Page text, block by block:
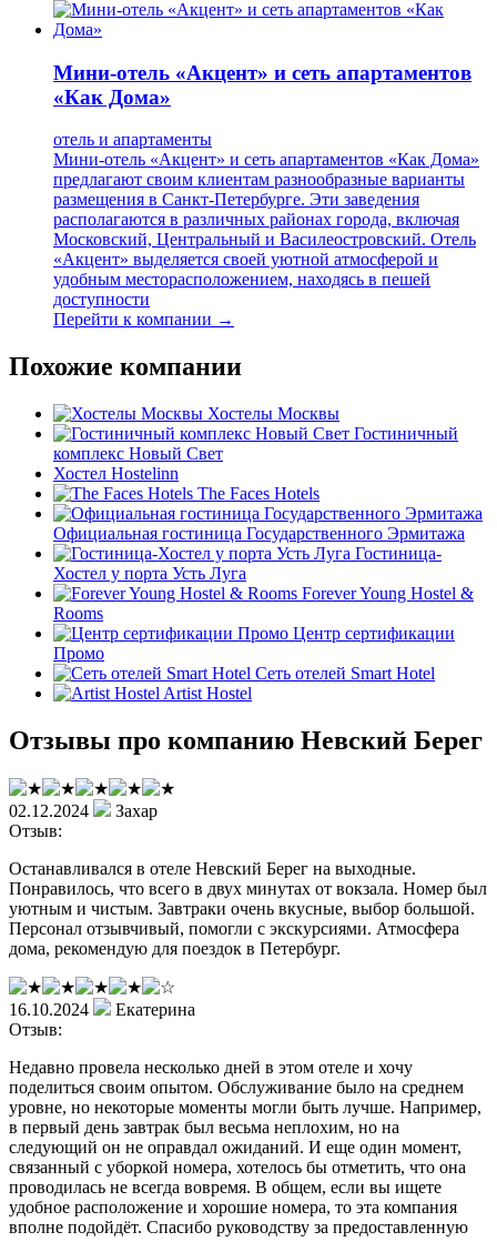
Мини-отель «Акцент» и сеть апартаментов
«Как Дома»
отель и апартаменты
Мини-отель «Акцент» и сеть апартаментов «Как Дома»
предлагают своим клиентам разнообразные варианты
размещения в Санкт-Петербурге. Эти заведения
располагаются в различных районах города, включая
Московский, Центральный и Василеостровский. Отель
«Акцент» выделяется своей уютной атмосферой и
удобным месторасположением, находясь в пешей
доступности
Перейти к компании →
Похожие компании
Хостелы Москвы
Гостиничный
комплекс Новый Свет
Хостел Hostelinn
The Faces Hotels
Официальная гостиница Государственного Эрмитажа
Гостиница-
Хостел у порта Усть Луга
Forever Young Hostel &
Rooms
Центр сертификации
Промо
Сеть отелей Smart Hotel
Artist Hostel
Отзывы про компанию Невский Берег
02.12.2024
Захар
Отзыв:
Останавливался в отеле Невский Берег на выходные.
Понравилось, что всего в двух минутах от вокзала. Номер был
уютным и чистым. Завтраки очень вкусные, выбор большой.
Персонал отзывчивый, помогли с экскурсиями. Атмосфера
дома, рекомендую для поездок в Петербург.
16.10.2024
Екатерина
Отзыв:
Недавно провела несколько дней в этом отеле и хочу
поделиться своим опытом. Обслуживание было на среднем
уровне, но некоторые моменты могли быть лучше. Например,
в первый день завтрак был весьма неплохим, но на
следующий он не оправдал ожиданий. И еще один момент,
связанный с уборкой номера, хотелось бы отметить, что она
проводилась не всегда вовремя. В общем, если вы ищете
удобное расположение и хорошие номера, то эта компания
вполне подойдёт. Спасибо руководству за предоставленную